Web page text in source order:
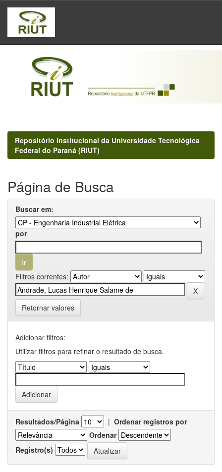
Skip
navigation
Repositório Institucional da Universidade Tecnológica
Federal do Paraná (RIUT)
Página de Busca
Buscar em:
por
Filtros correntes:
Retornar valores
Adicionar filtros:
Utilizar filtros para refinar o resultado de busca.
Resultados/Página | Ordenar registros por
Ordenar
Registro(s)